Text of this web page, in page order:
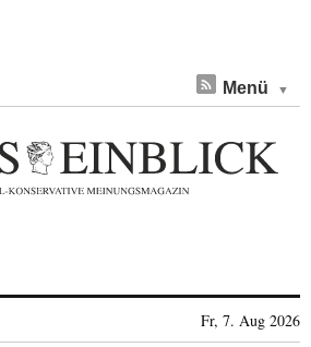
Menü
Fr, 7. Aug 2026